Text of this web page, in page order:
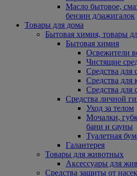
Масло бытовое,
бензин д/зажигалок
Товары для дома
Бытовая химия, товары
Бытовая химия
Освежители
Чистящие
Средства для
Средства для
Средства для
Средства личной
Уход за телом
Мочалки,
бани и сауны
Туалетная
Галантерея
Товары для животных
Аксессуары для
Средства защиты от